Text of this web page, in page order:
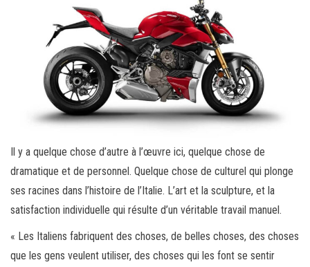
Il y a quelque chose d’autre à l’œuvre ici, quelque chose de
dramatique et de personnel. Quelque chose de culturel qui plonge
ses racines dans l’histoire de l’Italie. L’art et la sculpture, et la
satisfaction individuelle qui résulte d’un véritable travail manuel.
« Les Italiens fabriquent des choses, de belles choses, des choses
que les gens veulent utiliser, des choses qui les font se sentir